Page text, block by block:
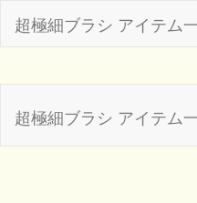
超極細ブラシ アイテム
超極細ブラシ アイテム